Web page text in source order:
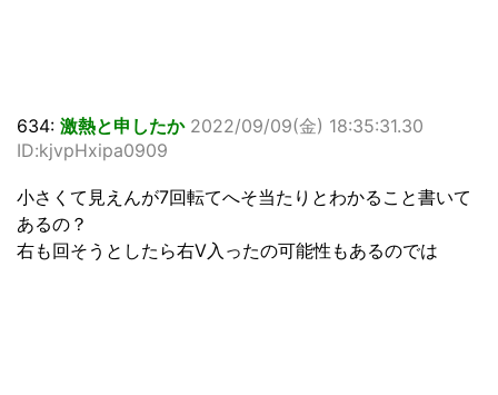
634: 激熱と申したか 2022/09/09(金) 18:35:31.30
ID:kjvpHxipa0909
小さくて見えんが7回転てへそ当たりとわかること書いて
あるの？
右も回そうとしたら右V入ったの可能性もあるのでは